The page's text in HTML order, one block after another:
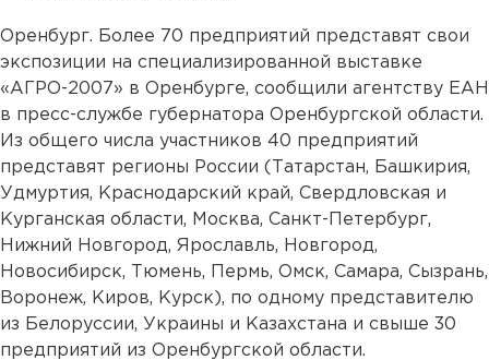
Оренбург. Более 70 предприятий представят свои
экспозиции на специализированной выставке
«АГРО-2007» в Оренбурге, сообщили агентству ЕАН
в пресс-службе губернатора Оренбургской области.
Из общего числа участников 40 предприятий
представят регионы России (Татарстан, Башкирия,
Удмуртия, Краснодарский край, Свердловская и
Курганская области, Москва, Санкт-Петербург,
Нижний Новгород, Ярославль, Новгород,
Новосибирск, Тюмень, Пермь, Омск, Самара, Сызрань,
Воронеж, Киров, Курск), по одному представителю
из Белоруссии, Украины и Казахстана и свыше 30
предприятий из Оренбургской области.